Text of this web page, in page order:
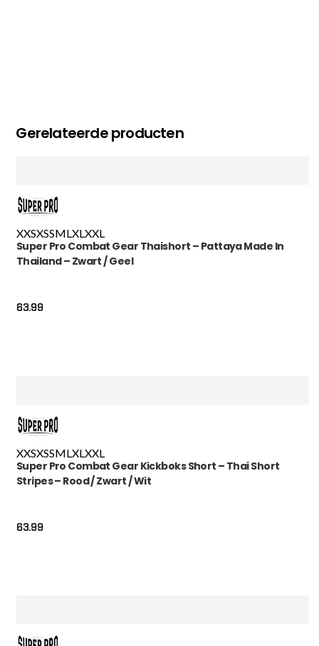
Gerelateerde producten
XXSXSSMLXLXXL
Super Pro Combat Gear Thaishort – Pattaya Made In
Thailand – Zwart / Geel
63.99
XXSXSSML XL XXL
Super Pro Combat Gear Kickboks Short – Thai Short
Stripes – Rood / Zwart / Wit
63.99